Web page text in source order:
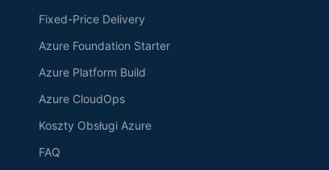
Fixed-Price Delivery
Azure Foundation Starter
Azure Platform Build
Azure CloudOps
Koszty Obsługi Azure
FAQ